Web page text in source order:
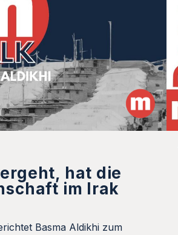
hat die
im Irak
Basma Aldikhi zum